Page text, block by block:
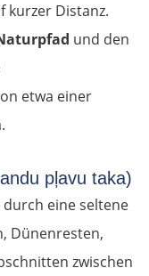
kurzer Distanz.
und den
etwa einer
pļavu taka)
eine seltene
Dünenresten,
zwischen